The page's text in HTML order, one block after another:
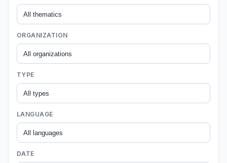
ORGANIZATION
TYPE
LANGUAGE
DATE